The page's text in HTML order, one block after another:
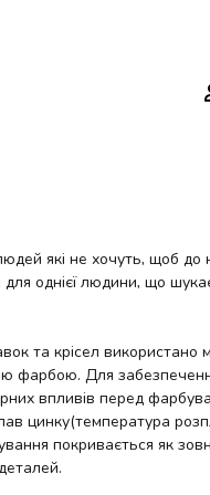
меблі
зберігання
які не хочуть, щоб до
однієї людини, що
та крісел використано
фарбою. Для
впливів перед
цинку(температура
покривається як